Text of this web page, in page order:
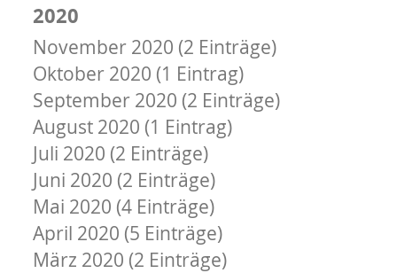
2020
November 2020 (2 Einträge)
Oktober 2020 (1 Eintrag)
September 2020 (2 Einträge)
August 2020 (1 Eintrag)
Juli 2020 (2 Einträge)
Juni 2020 (2 Einträge)
Mai 2020 (4 Einträge)
April 2020 (5 Einträge)
März 2020 (2 Einträge)